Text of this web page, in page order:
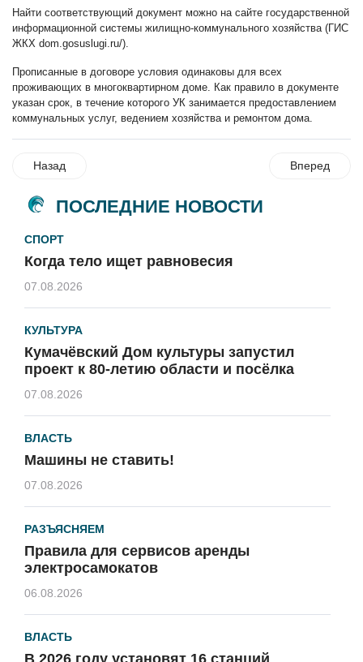
Найти соответствующий документ можно на сайте государственной
информационной системы жилищно-коммунального хозяйства (ГИС
ЖКХ dom.gosuslugi.ru/).
Прописанные в договоре условия одинаковы для всех
проживающих в многоквартирном доме. Как правило в документе
указан срок, в течение которого УК занимается предоставлением
коммунальных услуг, ведением хозяйства и ремонтом дома.
Назад Вперед
ПОСЛЕДНИЕ НОВОСТИ
СПОРТ
Когда тело ищет равновесия
07.08.2026
КУЛЬТУРА
Кумачёвский Дом культуры запустил
проект к 80-летию области и посёлка
07.08.2026
ВЛАСТЬ
Машины не ставить!
07.08.2026
РАЗЪЯСНЯЕМ
Правила для сервисов аренды
электросамокатов
06.08.2026
ВЛАСТЬ
В 2026 году установят 16 станций